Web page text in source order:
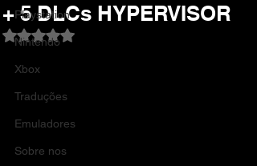
Playstation
Nintendo
Xbox
Traduções
Emuladores
Sobre nos
+ 5 DLCs HYPERVISOR
Avaliado com NaN de 5 estrelas.